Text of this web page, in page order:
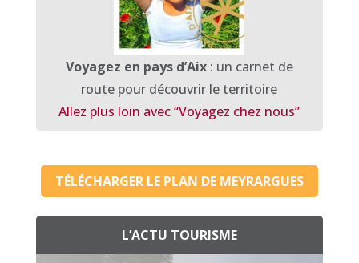
Voyagez en pays d’Aix : un carnet de
route pour découvrir le territoire
Allez plus loin avec “Voyagez chez nous”
TÉLÉCHARGER LE PLAN DE MEYRARGUES
L’ACTU TOURISME